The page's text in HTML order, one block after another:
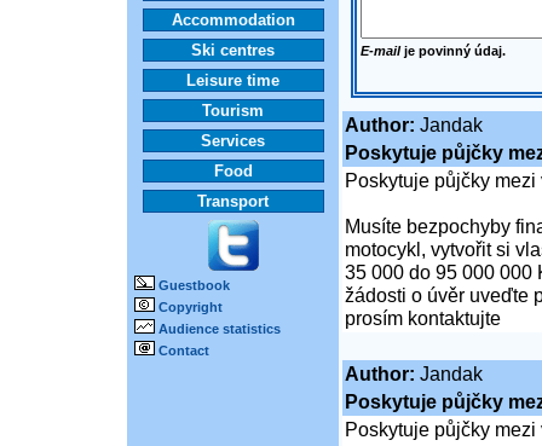
Accommodation
Ski centres
Leisure time
Tourism
Services
Food
Transport
Guestbook
Copyright
Audience statistics
Contact
E-mailje povinný údaj.
Author: Jandak
Poskytuje půjčky
Poskytuje půjčky
Musíte bezpochyby
motocykl, vytvořit si
35 000 do 95 000 000
žádosti o úvěr uveďte
prosím kontaktujte
Author: Jandak
Poskytuje půjčky
Poskytuje půjčky